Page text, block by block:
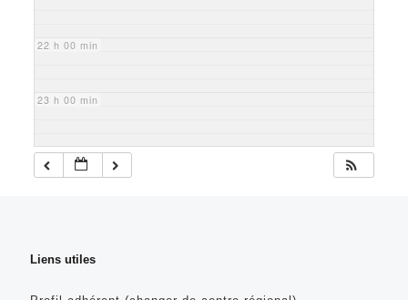
22 h 00 min
23 h 00 min
Liens utiles